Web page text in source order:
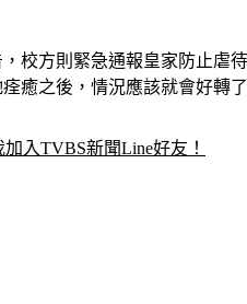
校方則緊急通報皇家防止虐
癒之後，情況應該就會好轉
入TVBS新聞Line好友！